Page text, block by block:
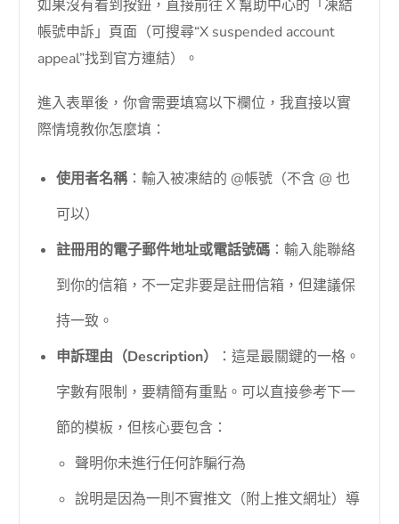
如果沒有看到按鈕，直接前往 X 幫助中心的「凍結
帳號申訴」頁面（可搜尋“X suspended account
appeal”找到官方連結）。
進入表單後，你會需要填寫以下欄位，我直接以實
際情境教你怎麼填：
使用者名稱：輸入被凍結的 @帳號（不含 @ 也
可以）
註冊用的電子郵件地址或電話號碼 ：輸入能聯絡
到你的信箱，不一定非要是註冊信箱，但建議保
持一致。
申訴理由（Description）
：這是最關鍵的一格。
字數有限制，要精簡有重點。可以直接參考下一
節的模板，但核心要包含：
聲明你未進行任何詐騙行為
說明是因為一則不實推文（附上推文網址）導